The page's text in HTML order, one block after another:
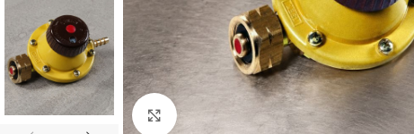
Click to enlarge